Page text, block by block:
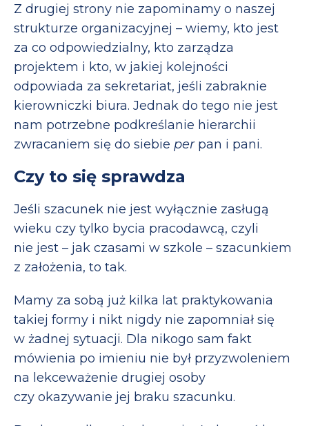
Z drugiej strony nie zapominamy o naszej
strukturze organizacyjnej – wiemy, kto jest
za co odpowiedzialny, kto zarządza
projektem i kto, w jakiej kolejności
odpowiada za sekretariat, jeśli zabraknie
kierowniczki biura. Jednak do tego nie jest
nam potrzebne podkreślanie hierarchii
zwracaniem się do siebie perpan i pani.
Czy to się sprawdza
Jeśli szacunek nie jest wyłącznie zasługą
wieku czy tylko bycia pracodawcą, czyli
nie jest – jak czasami w szkole – szacunkiem
z założenia, to tak.
Mamy za sobą już kilka lat praktykowania
takiej formy i nikt nigdy nie zapomniał się
w żadnej sytuacji. Dla nikogo sam fakt
mówienia po imieniu nie był przyzwoleniem
na lekceważenie drugiej osoby
czy okazywanie jej braku szacunku.